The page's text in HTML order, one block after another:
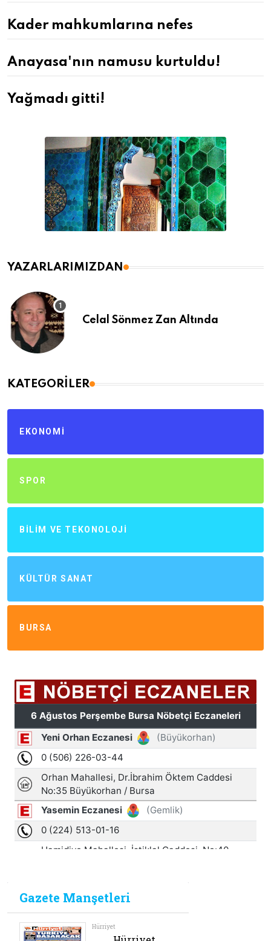
Kader mahkumlarına nefes
Anayasa'nın namusu kurtuldu!
Yağmadı gitti!
YAZARLARIMIZDAN
Celal Sönmez Zan Altında
KATEGORILER
EKONOMI
SPOR
BILIM VE TEKONOLOJI
KÜLTÜR SANAT
BURSA